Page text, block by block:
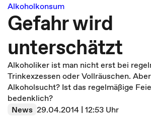
Alkoholkonsum
Gefahr wird
unterschätzt
Alkoholiker ist man nicht erst bei
Trinkexzessen oder Vollräuschen.
Alkoholsucht? Ist das regelmäßige
bedenklich?
News 29.04.2014 | 12:53 Uhr